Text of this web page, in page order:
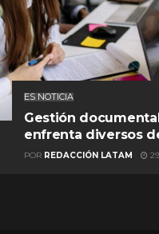
ES NOTICIA
Gestión
enfrenta diversos
POR REDACCIÓN LATAM